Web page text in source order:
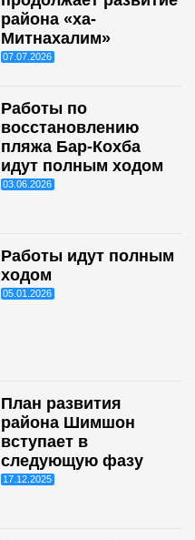
района «ха-
Митнахалим»
07.07.2026
Работы по
восстановлению
пляжа Бар-Кохба
идут полным ходом
03.06.2026
Работы идут полным
ходом
05.01.2026
План развития
района Шимшон
вступает в
следующую фазу
17.12.2025